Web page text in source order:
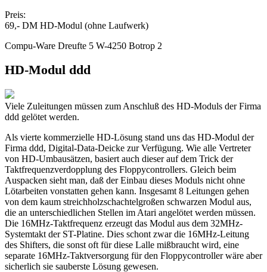
Preis:
69,- DM HD-Modul (ohne Laufwerk)
Compu-Ware Dreufte 5 W-4250 Botrop 2
HD-Modul ddd
Viele Zuleitungen müssen zum Anschluß des HD-Moduls der Firma
ddd gelötet werden.
Als vierte kommerzielle HD-Lösung stand uns das HD-Modul der
Firma ddd, Digital-Data-Deicke zur Verfügung. Wie alle Vertreter
von HD-Umbausätzen, basiert auch dieser auf dem Trick der
Taktfrequenzverdopplung des Floppycontrollers. Gleich beim
Auspacken sieht man, daß der Einbau dieses Moduls nicht ohne
Lötarbeiten vonstatten gehen kann. Insgesamt 8 Leitungen gehen
von dem kaum streichholzschachtelgroßen schwarzen Modul aus,
die an unterschiedlichen Stellen im Atari angelötet werden müssen.
Die 16MHz-Taktfrequenz erzeugt das Modul aus dem 32MHz-
Systemtakt der ST-Platine. Dies schont zwar die 16MHz-Leitung
des Shifters, die sonst oft für diese Lalle mißbraucht wird, eine
separate 16MHz-Taktversorgung für den Floppycontroller wäre aber
sicherlich sie sauberste Lösung gewesen.